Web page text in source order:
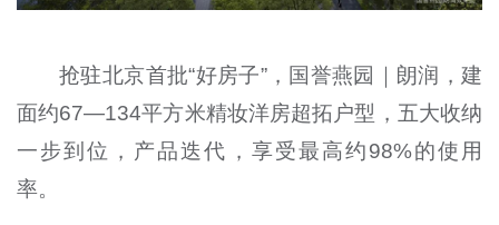
抢驻北京首批“好房子”，国誉燕园｜朗润，建
面约67—134平方米精妆洋房超拓户型，五大收纳
一步到位，产品迭代，享受最高约98%的使用
率。